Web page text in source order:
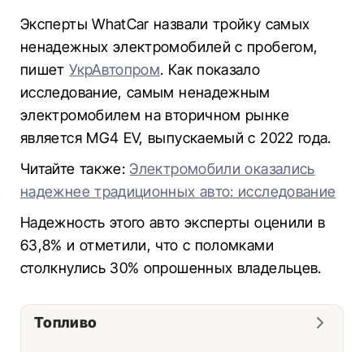
Эксперты WhatCar назвали тройку самых
ненадежных электромобилей с пробегом,
пишетУкрАвтопром. Как показало
исследование, самым ненадежным
электромобилем на вторичном рынке
является MG4 EV, выпускаемый с 2022 года.
Читайте также:Электромобили оказались
надежнее традиционных авто: исследование
Надежность этого авто эксперты оценили в
63,8% и отметили, что с поломками
столкнулись 30% опрошенных владельцев.
Топливо